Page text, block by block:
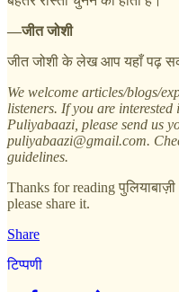
—जीत जोशी
जीत जोशी के लेख आप यहाँ पढ़
We welcome articles/blogs/
listeners. If you are
Puliyabaazi, please send us
puliyabaazi@gmail.com.
guidelines.
Thanks for reading
please share it.
Share
टिप्पणी